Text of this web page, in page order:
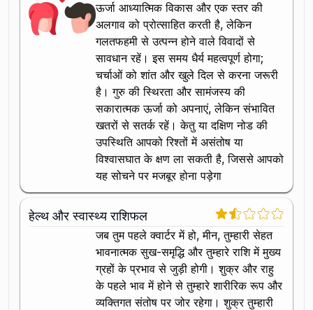
ऊर्जा आध्यात्मिक विकास और एक स्तर की
अलगाव को प्रोत्साहित करती है, लेकिन
गलतफहमी से उत्पन्न होने वाले विवादों से
सावधान रहें। इस समय धैर्य महत्वपूर्ण होगा;
चर्चाओं को शांत और खुले दिल से करना जरूरी
है। गुरु की स्थिरता और सामंजस्य की
सकारात्मक ऊर्जा को अपनाएं, लेकिन संभावित
खतरों से सतर्क रहें। केतु या दक्षिण नोड की
उपस्थिति आपको रिश्तों में असंतोष या
विश्वासघात के क्षण ला सकती है, जिससे आपको
यह सोचने पर मजबूर होना पड़ेगा
हेल्थ और स्वास्थ्य राशिफल
जब तुम पहले क्वार्टर में हो, मीन, तुम्हारी सेहत
भावनात्मक सुख-समृद्धि और तुम्हारे राशि में मुख्य
ग्रहों के प्रभाव से जुड़ी होगी। शुक्र और राहु
के पहले भाव में होने से तुम्हारे शारीरिक रूप और
व्यक्तिगत संतोष पर जोर रहेगा। शुक्र तुम्हारी